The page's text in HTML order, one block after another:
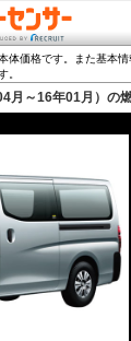
体価格です。また基本
。
月～16年01月）の